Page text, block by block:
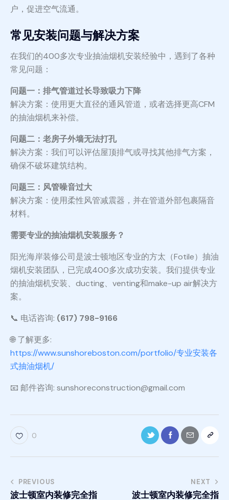
户，促进空气流通。
常见安装问题与解决方案
在我们的400多次专业抽油烟机安装经验中，遇到了各种
常见问题：
问题一：排气管道过长导致吸力下降
解决方案：使用更大直径的通风管道，或者选择更高CFM
的抽油烟机来补偿。
问题二：老房子外墙无法打孔
解决方案：我们可以评估屋顶排气或寻找其他排气方案，
确保不破坏建筑结构。
问题三：风管噪音过大
解决方案：使用柔性风管减震器，并在管道外部包裹隔音
材料。
需要专业的抽油烟机安装服务？
阳光海岸装修公司是波士顿地区专业的方太（Fotile）抽油
烟机安装团队，已完成400多次成功安装。我们提供专业
的抽油烟机安装、ducting、venting和make-up air解决方
案。
📞 电话咨询: (617) 798-9166
🌐 了解更多:
https://www.sunshoreboston.com/portfolio/专业安装各
式抽油烟机/
📧 邮件咨询: sunshoreconstruction@gmail.com
0
PREVIOUS
波士顿室内装修完全指
NEXT
波士顿室内装修完全指